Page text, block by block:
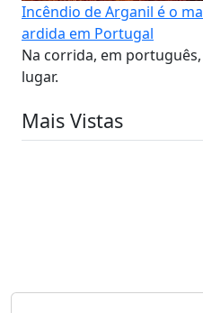
Incêndio de Arganil é o
ardida em Portugal
Na corrida, em português,
lugar.
Mais Vistas